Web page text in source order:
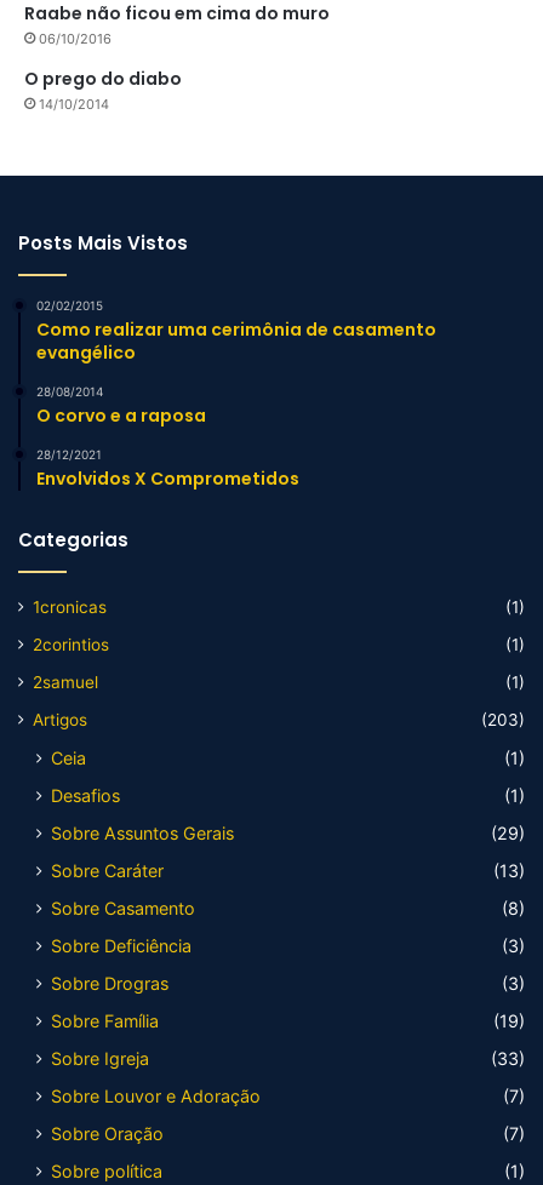
Raabe não ficou em cima do muro
06/10/2016
O prego do diabo
14/10/2014
Posts Mais Vistos
02/02/2015
Como realizar uma cerimônia de casamento
evangélico
28/08/2014
O corvo e a raposa
28/12/2021
Envolvidos X Comprometidos
Categorias
1cronicas
(1)
2corintios
(1)
2samuel
(1)
Artigos
(203)
Ceia
(1)
Desafios
(1)
Sobre Assuntos Gerais
(29)
Sobre Caráter
(13)
Sobre Casamento
(8)
Sobre Deficiência
(3)
Sobre Drogras
(3)
Sobre Família
(19)
Sobre Igreja
(33)
Sobre Louvor e Adoração
(7)
Sobre Oração
(7)
Sobre política
(1)